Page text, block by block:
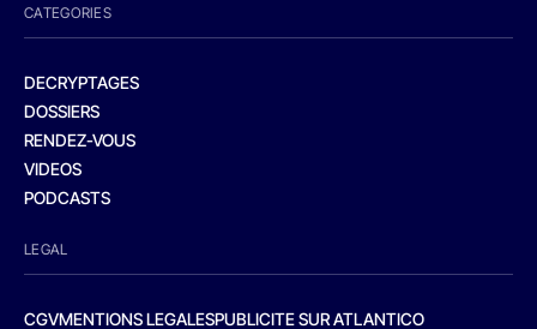
CATEGORIES
DECRYPTAGES
DOSSIERS
RENDEZ-VOUS
VIDEOS
PODCASTS
LEGAL
CGVMENTIONS LEGALESPUBLICITE SUR ATLANTICO